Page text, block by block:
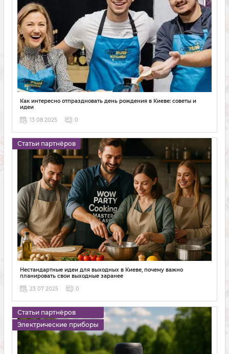
Как интересно отпраздновать день рождения в Киеве: советы и
идеи
13 08 2025
0
Статьи партнёров
Нестандартные идеи для выходных в Киеве, почему важно
планировать свои выходные заранее
23 07 2025
0
Статьи партнёров
Электрические приборы